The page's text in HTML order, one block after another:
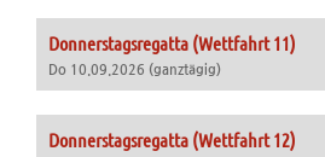
Donnerstagsregatta (Wettfahrt 11)
Do 10.09.2026 (ganztägig)
Donnerstagsregatta (Wettfahrt 12)